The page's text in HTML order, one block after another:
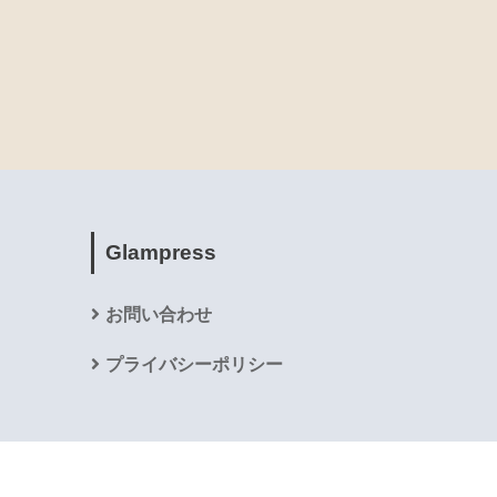
Glampress
お問い合わせ
プライバシーポリシー